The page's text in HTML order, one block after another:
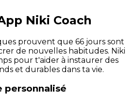
Niki Coach
prouvent que 66 jours sont
de nouvelles habitudes. Niki
pour t'aider à instaurer des
et durables dans ta vie.
personnalisé